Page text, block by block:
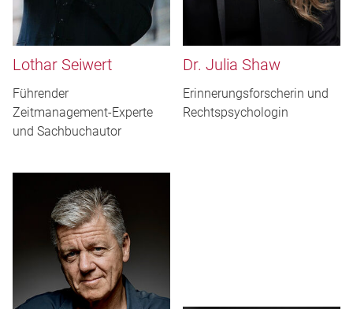
Lothar Seiwert
Führender
Zeitmanagement-Experte
und Sachbuchautor
Dr. Julia Shaw
Erinnerungsforscherin und
Rechtspsychologin